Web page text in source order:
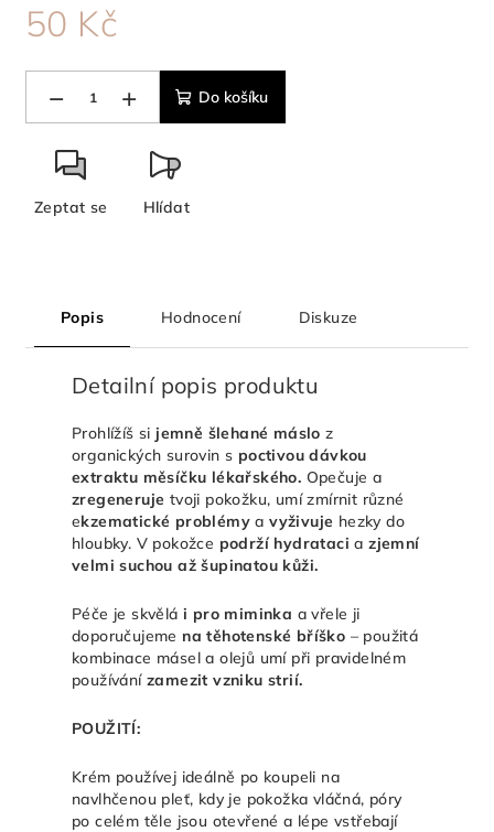
50 Kč
+
− Do košíku
Zeptat se Hlídat
Popis Hodnocení Diskuze
Detailní popis produktu
Prohlížíš sijemně šlehané máslo z
organických surovin s poctivou dávkou
extraktu měsíčku lékařského. Opečuje a
zregeneruje tvoji pokožku, umí zmírnit různé
ekzematické problémy avyživuje hezky do
hloubky. V pokožce podrží hydrataci a zjemní
velmi suchou až šupinatou kůži.
Péče je skvělá i pro miminka a vřele ji
doporučujeme na těhotenské bříško – použitá
kombinace másel a olejů umí při pravidelném
používánízamezit vzniku strií.
POUŽITÍ:
Krém používej ideálně po koupeli na
navlhčenou pleť, kdy je pokožka vláčná, póry
po celém těle jsou otevřené a lépe vstřebají